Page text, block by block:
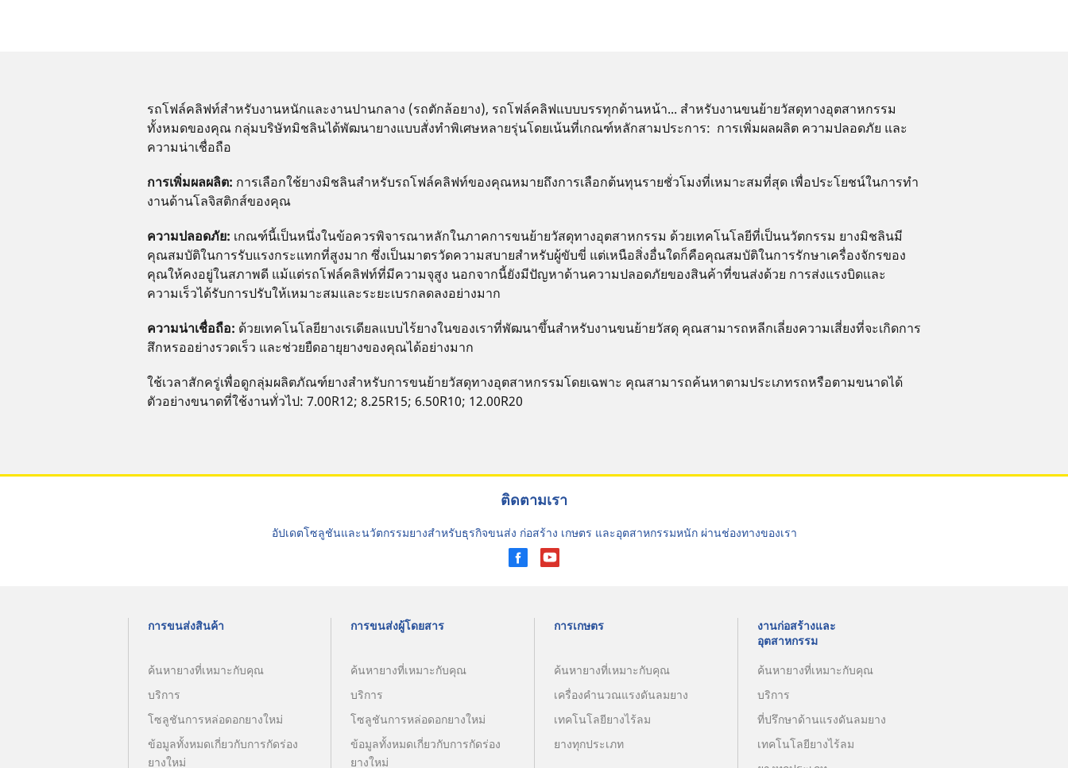
รถโฟล์คลิฟท์สำหรับงานหนักและงานปานกลาง (รถตักล้อยาง), รถโฟล์คลิฟแบบบรรทุกด้านหน้า... สำหรับงานขนย้ายวัสดุทางอุตสาหกรรม
ทั้งหมดของคุณ กลุ่มบริษัทมิชลินได้พัฒนายางแบบสั่งทำพิเศษหลายรุ่นโดยเน้นที่เกณฑ์หลักสามประการ: การเพิ่มผลผลิต ความปลอดภัย และ
ความน่าเชื่อถือ
การเพิ่มผลผลิต: การเลือกใช้ยางมิชลินสำหรับรถโฟล์คลิฟท์ของคุณหมายถึงการเลือกต้นทุนรายชั่วโมงที่เหมาะสมที่สุด เพื่อประโยชน์ในการทำ
งานด้านโลจิสติกส์ของคุณ
ความปลอดภัย: เกณฑ์นี้เป็นหนึ่งในข้อควรพิจารณาหลักในภาคการขนย้ายวัสดุทางอุตสาหกรรม ด้วยเทคโนโลยีที่เป็นนวัตกรรม ยางมิชลินมี
คุณสมบัติในการรับแรงกระแทกที่สูงมาก ซึ่งเป็นมาตรวัดความสบายสำหรับผู้ขับขี่ แต่เหนือสิ่งอื่นใดก็คือคุณสมบัติในการรักษาเครื่องจักรของ
คุณให้คงอยู่ในสภาพดี แม้แต่รถโฟล์คลิฟท์ที่มีความจุสูง นอกจากนี้ยังมีปัญหาด้านความปลอดภัยของสินค้าที่ขนส่งด้วย การส่งแรงบิดและ
ความเร็วได้รับการปรับให้เหมาะสมและระยะเบรกลดลงอย่างมาก
ความน่าเชื่อถือ: ด้วยเทคโนโลยียางเรเดียลแบบไร้ยางในของเราที่พัฒนาขึ้นสำหรับงานขนย้ายวัสดุ คุณสามารถหลีกเลี่ยงความเสี่ยงที่จะเกิดการ
สึกหรออย่างรวดเร็ว และช่วยยืดอายุยางของคุณได้อย่างมาก
ใช้เวลาสักครู่เพื่อดูกลุ่มผลิตภัณฑ์ยางสำหรับการขนย้ายวัสดุทางอุตสาหกรรมโดยเฉพาะ คุณสามารถค้นหาตามประเภทรถหรือตามขนาดได้
ตัวอย่างขนาดที่ใช้งานทั่วไป: 7.00R12; 8.25R15; 6.50R10; 12.00R20
ติดตามเรา
อัปเดตโซลูชันและนวัตกรรมยางสำหรับธุรกิจขนส่ง ก่อสร้าง เกษตร และอุตสาหกรรมหนัก ผ่านช่องทางของเรา
การขนส่งสินค้า
ค้นหายางที่เหมาะกับคุณ
บริการ
โซลูชันการหล่อดอกยางใหม่
ข้อมูลทั้งหมดเกี่ยวกับการกัดร่อง
ยางใหม่
การขนส่งผู้โดยสาร
ค้นหายางที่เหมาะกับคุณ
บริการ
โซลูชันการหล่อดอกยางใหม่
ข้อมูลทั้งหมดเกี่ยวกับการกัดร่อง
ยางใหม่
การเกษตร
ค้นหายางที่เหมาะกับคุณ
เครื่องคำนวณแรงดันลมยาง
เทคโนโลยียางไร้ลม
ยางทุกประเภท
งานก่อสร้างและ
อุตสาหกรรม
ค้นหายางที่เหมาะกับคุณ
บริการ
ที่ปรึกษาด้านแรงดันลมยาง
เทคโนโลยียางไร้ลม